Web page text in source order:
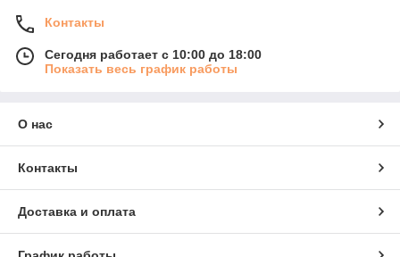
Контакты
Сегодня работает с 10:00 до 18:00
Показать весь график работы
О нас
Контакты
Доставка и оплата